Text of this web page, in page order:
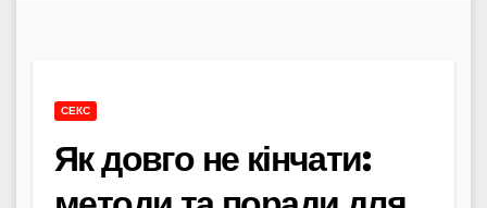
СЕКС
Як довго не кінчати: